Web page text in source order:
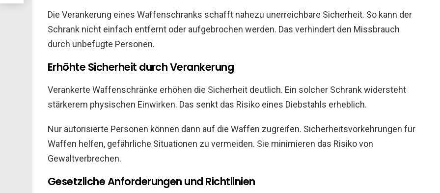
Die Verankerung eines Waffenschranks schafft nahezu unerreichbare Sicherheit. So kann der
Schrank nicht einfach entfernt oder aufgebrochen werden. Das verhindert den Missbrauch
durch unbefugte Personen.
Erhöhte Sicherheit durch Verankerung
Verankerte Waffenschränke erhöhen die Sicherheit deutlich. Ein solcher Schrank widersteht
stärkerem physischen Einwirken. Das senkt das Risiko eines Diebstahls erheblich.
Nur autorisierte Personen können dann auf die Waffen zugreifen. Sicherheitsvorkehrungen für
Waffen helfen, gefährliche Situationen zu vermeiden. Sie minimieren das Risiko von
Gewaltverbrechen.
Gesetzliche Anforderungen und Richtlinien